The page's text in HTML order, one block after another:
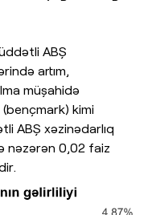
ABŞ
artım,
müşahidə
kimi
ABŞ xəzinədarlıq
nəzərən 0,02 faiz